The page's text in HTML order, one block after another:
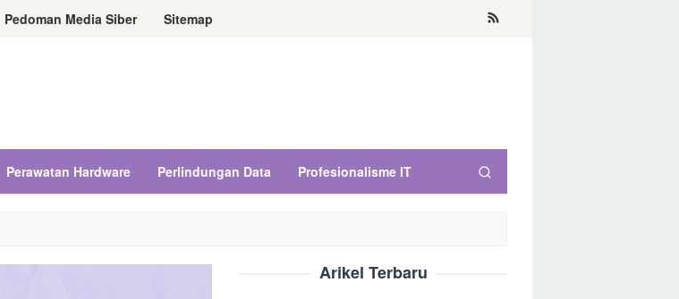
Pedoman Media Siber Sitemap
Perawatan Hardware Perlindungan Data Profesionalisme IT
Arikel Terbaru